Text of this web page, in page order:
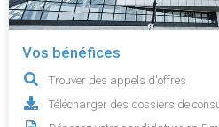
Vos bénéfices
Trouver des appels d'offres
Télécharger des dossiers de